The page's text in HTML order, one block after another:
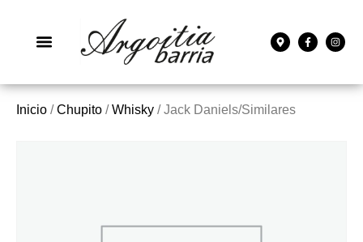
Inicio /Chupito /Whisky / Jack Daniels/Similares